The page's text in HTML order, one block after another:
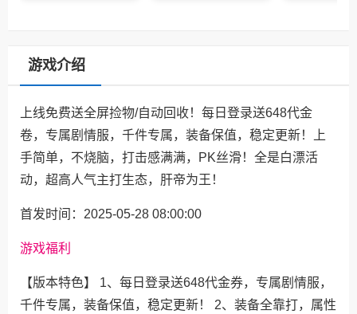
游戏介绍
上线免费送全屏捡物/自动回收！每日登录送648代金
卷，专属剧情服，千件专属，装备保值，稳定更新！上
手简单，不烧脑，打击感满满，PK丝滑！全是白漂活
动，超高人气主打生态，肝帝为王！
首发时间：2025-05-28 08:00:00
游戏福利
【版本特色】 1、每日登录送648代金券，专属剧情服，
千件专属，装备保值，稳定更新！ 2、装备全靠打，属性